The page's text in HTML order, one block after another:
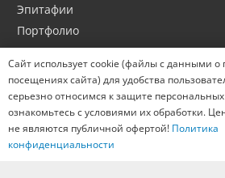
Эпитафии
Портфолио
Оптовикам
Материалы
Города
Контакты
Вакансии
Сайт использует cookie (файлы с данными
посещениях сайта) для удобства
серьезно относимся к защите
ознакомьтесь с условиями их обработки.
не являются публичной офертой! Политика
конфиденциальности